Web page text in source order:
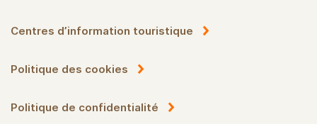
Centres d’information touristique
Politique des cookies
Politique de confidentialité